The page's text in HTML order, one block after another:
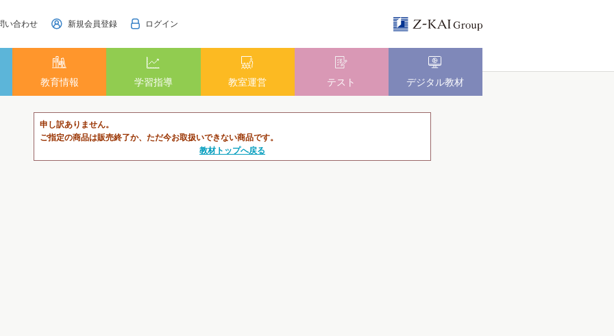
い合わせ 新規会員登録 ログイン
教育情報 学習指導 教室運営 テスト デジタル教材
申し訳ありません。
ご指定の商品は販売終了か、ただ今お取扱いできない商品です。
教材トップへ戻る